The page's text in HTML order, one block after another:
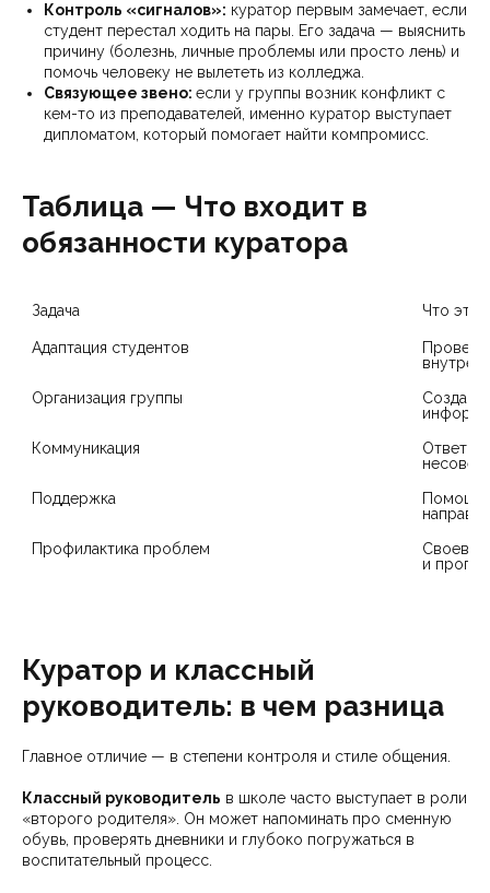
Контроль «сигналов»: куратор первым замечает, если
студент перестал ходить на пары. Его задача — выяснить
причину (болезнь, личные проблемы или просто лень) и
помочь человеку не вылететь из колледжа.
Связующее звено: если у группы возник конфликт с
кем-то из преподавателей, именно куратор выступает
дипломатом, который помогает найти компромисс.
Таблица — Что входит в
обязанности куратора
Задача Что это
Адаптация студентов
Организация группы
Коммуникация
Ответы
Поддержка
Помощь
Профилактика проблем
и
Куратор и классный
руководитель: в чем разница
Главное отличие — в степени контроля и стиле общения.
Классный руководитель в школе часто выступает в роли
«второго родителя». Он может напоминать про сменную
обувь, проверять дневники и глубоко погружаться в
воспитательный процесс.